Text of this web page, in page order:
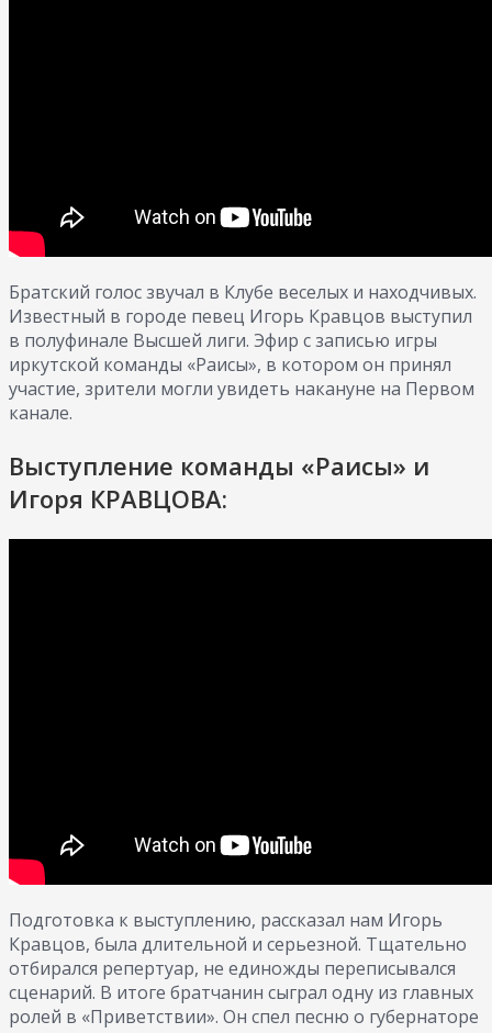
Братский голос звучал в Клубе веселых и находчивых.
Известный в городе певец Игорь Кравцов выступил
в полуфинале Высшей лиги. Эфир с записью игры
иркутской команды «Раисы», в котором он принял
участие, зрители могли увидеть накануне на Первом
канале.
Выступление команды «Раисы» и
Игоря КРАВЦОВА:
Подготовка к выступлению, рассказал нам Игорь
Кравцов, была длительной и серьезной. Тщательно
отбирался репертуар, не единожды переписывался
сценарий. В итоге братчанин сыграл одну из главных
ролей в «Приветствии». Он спел песню о губернаторе